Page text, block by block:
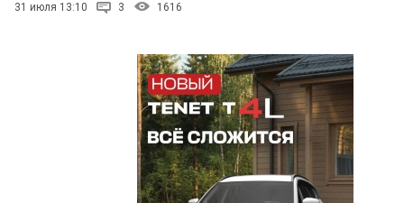
31 июля 13:10 3 1616